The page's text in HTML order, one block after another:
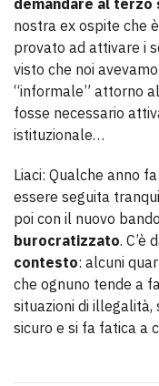
nostra ex ospite che
provato ad attivare i
visto che noi
“informale” attorno
fosse necessario
istituzionale…
Liaci: Qualche anno
essere seguita
poi con il nuovo
burocratizzato. C’è
contesto: alcuni
che ognuno tende a
situazioni di illegalità,
sicuro e si fa fatica a